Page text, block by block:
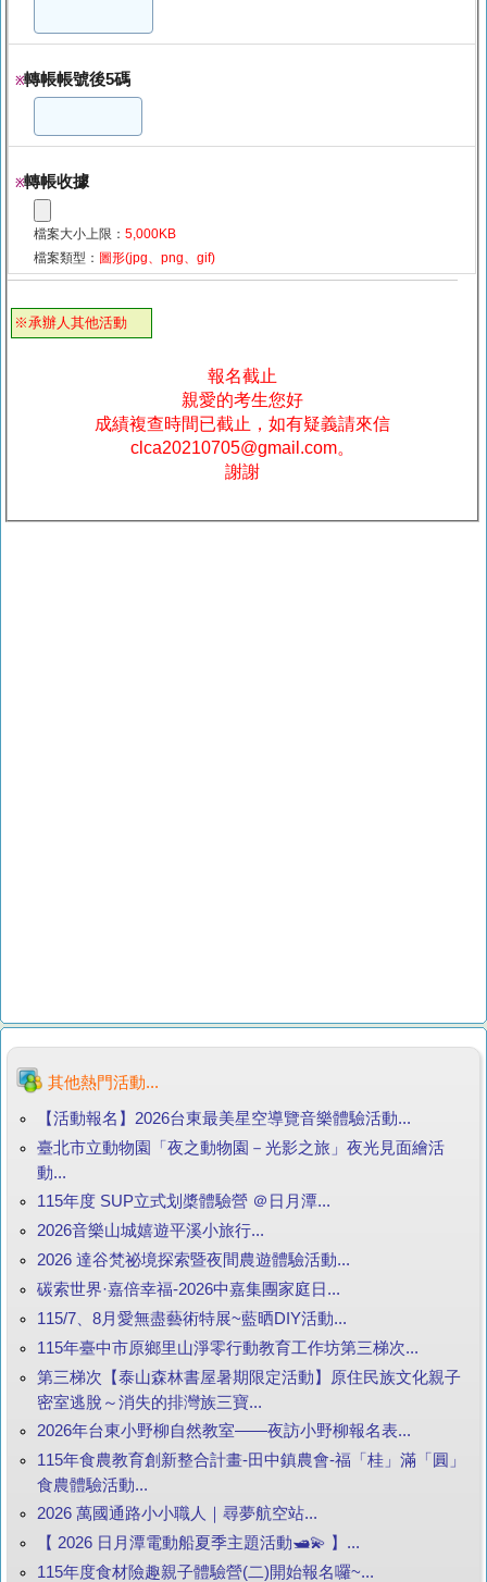
※轉帳帳號後5碼
※轉帳收據
檔案大小上限： 5,000KB
檔案類型： 圖形(jpg、png、gif)
※承辦人其他活動
報名截止
親愛的考生您好
成績複查時間已截止，如有疑義請來信
clca20210705@gmail.com。
謝謝
其他熱門活動...
【活動報名】2026台東最美星空導覽音樂體驗活動...
臺北市立動物園「夜之動物園－光影之旅」夜光見面繪活
動...
115年度 SUP立式划槳體驗營 ＠日月潭...
2026音樂山城嬉遊平溪小旅行...
2026 達谷梵祕境探索暨夜間農遊體驗活動...
碳索世界·嘉倍幸福-2026中嘉集團家庭日...
115/7、8月愛無盡藝術特展~藍晒DIY活動...
115年臺中市原鄉里山淨零行動教育工作坊第三梯次...
第三梯次【泰山森林書屋暑期限定活動】原住民族文化親子
密室逃脫～消失的排灣族三寶...
2026年台東小野柳自然教室——夜訪小野柳報名表...
115年食農教育創新整合計畫-田中鎮農會-福「桂」滿「圓」
食農體驗活動...
2026 萬國通路小小職人｜尋夢航空站...
【 2026 日月潭電動船夏季主題活動🛥️💫 】...
115年度食材險趣親子體驗營(二)開始報名囉~...